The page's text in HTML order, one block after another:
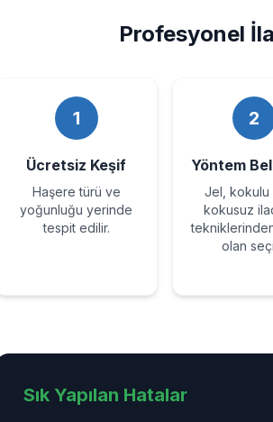
Profesyonel
1
Ücretsiz Keşif
Haşere türü ve
yoğunluğu yerinde
tespit edilir.
2
Yöntem
Jel, kokulu
kokusuz
olan
Sık Yapılan Hatalar